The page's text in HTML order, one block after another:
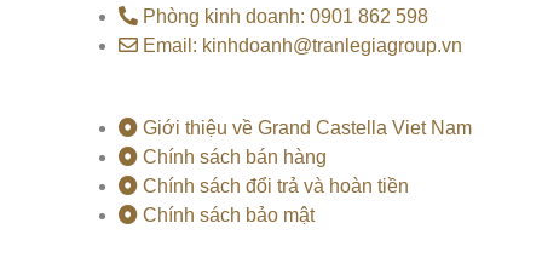
Phòng kinh doanh: 0901 862 598
Email: kinhdoanh@tranlegiagroup.vn
Giới thiệu về Grand Castella Viet Nam
Chính sách bán hàng
Chính sách đổi trả và hoàn tiền
Chính sách bảo mật